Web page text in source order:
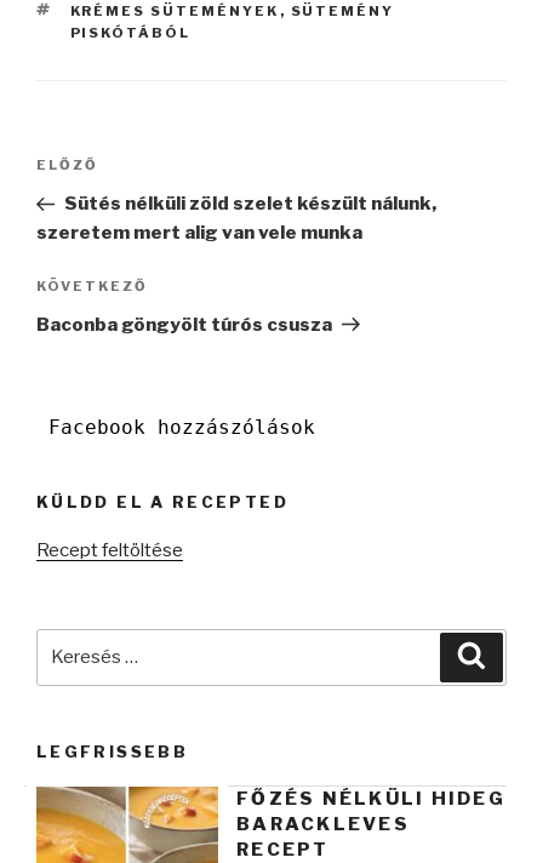
CÍMKÉK
KRÉMES SÜTEMÉNYEK , SÜTEMÉNY
PISKÓTÁBÓL
Bejegyzés
Korábbi
bejegyzés
ELŐZŐ
Sütés nélküli zöld szelet készült nálunk,
szeretem mert alig van vele munka
Következő
bejegyzés
KÖVETKEZŐ
Baconba göngyölt túrós csusza
Facebook hozzászólások
KÜLDD EL A RECEPTED
Recept feltöltése
LEGFRISSEBB
FŐZÉS NÉLKÜLI HIDEG
BARACKLEVES
RECEPT